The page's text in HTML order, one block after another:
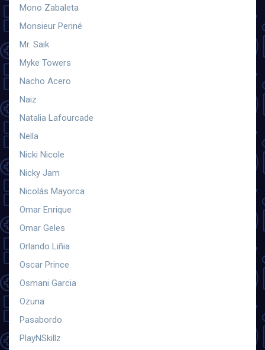
Mono Zabaleta
Monsieur Periné
Mr. Saik
Myke Towers
Nacho Acero
Naiz
Natalia Lafourcade
Nella
Nicki Nicole
Nicky Jam
Nicolás Mayorca
Omar Enrique
Omar Geles
Orlando Liñia
Oscar Prince
Osmani Garcia
Ozuna
Pasabordo
PlayNSkillz